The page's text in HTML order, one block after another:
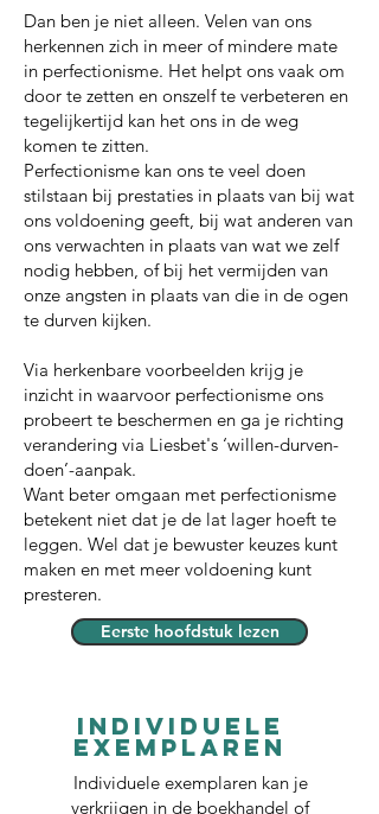
Dan ben je niet alleen. Velen van ons
herkennen zich in meer of mindere mate
in perfectionisme. Het helpt ons vaak om
door te zetten en onszelf te verbeteren en
tegelijkertijd kan het ons in de weg
komen te zitten.
Perfectionisme kan ons te veel doen
stilstaan bij prestaties in plaats van bij wat
ons voldoening geeft, bij wat anderen van
ons verwachten in plaats van wat we zelf
nodig hebben, of bij het vermijden van
onze angsten in plaats van die in de ogen
te durven kijken.
Via herkenbare voorbeelden krijg je
inzicht in waarvoor perfectionisme ons
probeert te beschermen en ga je richting
verandering via Liesbet's ‘willen-durven-
doen’-aanpak.
Want beter omgaan met perfectionisme
betekent niet dat je de lat lager hoeft te
leggen. Wel dat je bewuster keuzes kunt
maken en met meer voldoening kunt
presteren.
Eerste hoofdstuk lezen
Individuele
exemplaren
Individuele exemplaren kan je
verkrijgen in de boekhandel of